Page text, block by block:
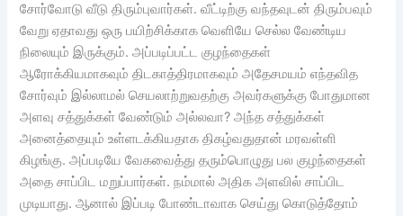
சோர்வோடு வீடு திரும்புவார்கள். வீட்டிற்கு வந்தவுடன் திரும்பவும்
வேறு ஏதாவது ஒரு பயிற்சிக்காக வெளியே செல்ல வேண்டிய
நிலையும் இருக்கும். அப்படிப்பட்ட குழந்தைகள்
ஆரோக்கியமாகவும் திடகாத்திரமாகவும் அதேசமயம் எந்தவித
சோர்வும் இல்லாமல் செயலாற்றுவதற்கு அவர்களுக்கு போதுமான
அளவு சத்துக்கள் வேண்டும் அல்லவா? அந்த சத்துக்கள்
அனைத்தையும் உள்ளடக்கியதாக திகழ்வதுதான் மரவள்ளி
கிழங்கு. அப்படியே வேகவைத்து தரும்பொழுது பல குழந்தைகள்
அதை சாப்பிட மறுப்பார்கள். நம்மால் அதிக அளவில் சாப்பிட
முடியாது. ஆனால் இப்படி போண்டாவாக செய்து கொடுத்தோம்